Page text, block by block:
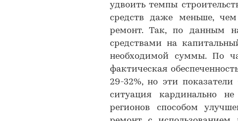
удвоить темпы
средств даже меньше,
ремонт. Так, по данным
средствами на
необходимой суммы. По
фактическая
29-32%, но эти
ситуация кардинально
регионов способом